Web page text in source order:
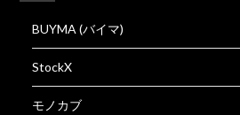
BUYMA (バイマ)
StockX
モノカブ